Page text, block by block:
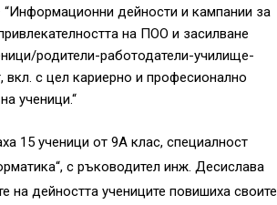
“Информационни дейности и кампании за
на ПОО и засилване
родители-работодатели-училище-
вкл. с цел кариерно и професионално
ученици.“
15 ученици от 9A клас, специалност
с ръководител инж. Десислава
на дейността учениците повишиха своите